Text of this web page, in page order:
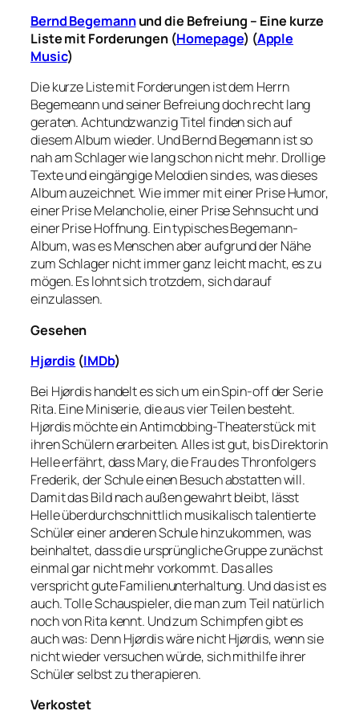
Bernd Begemannund die Befreiung – Eine kurze
Liste mit Forderungen (Homepage) (Apple
Music)
Die kurze Liste mit Forderungen ist dem Herrn
Begemeann und seiner Befreiung doch recht lang
geraten. Achtundzwanzig Titel finden sich auf
diesem Album wieder. Und Bernd Begemann ist so
nah am Schlager wie lang schon nicht mehr. Drollige
Texte und eingängige Melodien sind es, was dieses
Album auzeichnet. Wie immer mit einer Prise Humor,
einer Prise Melancholie, einer Prise Sehnsucht und
einer Prise Hoffnung. Ein typisches Begemann-
Album, was es Menschen aber aufgrund der Nähe
zum Schlager nicht immer ganz leicht macht, es zu
mögen. Es lohnt sich trotzdem, sich darauf
einzulassen.
Gesehen
Hjørdis (IMDb)
Bei Hjørdis handelt es sich um ein Spin-off der Serie
Rita. Eine Miniserie, die aus vier Teilen besteht.
Hjørdis möchte ein Antimobbing-Theaterstück mit
ihren Schülern erarbeiten. Alles ist gut, bis Direktorin
Helle erfährt, dass Mary, die Frau des Thronfolgers
Frederik, der Schule einen Besuch abstatten will.
Damit das Bild nach außen gewahrt bleibt, lässt
Helle überdurchschnittlich musikalisch talentierte
Schüler einer anderen Schule hinzukommen, was
beinhaltet, dass die ursprüngliche Gruppe zunächst
einmal gar nicht mehr vorkommt. Das alles
verspricht gute Familienunterhaltung. Und das ist es
auch. Tolle Schauspieler, die man zum Teil natürlich
noch von Rita kennt. Und zum Schimpfen gibt es
auch was: Denn Hjørdis wäre nicht Hjørdis, wenn sie
nicht wieder versuchen würde, sich mithilfe ihrer
Schüler selbst zu therapieren.
Verkostet